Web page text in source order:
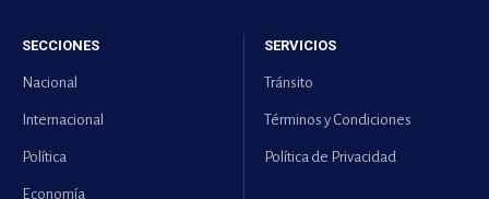
SECCIONES
Nacional
Internacional
Política
Economía
SERVICIOS
Tránsito
Términos y Condiciones
Política de Privacidad